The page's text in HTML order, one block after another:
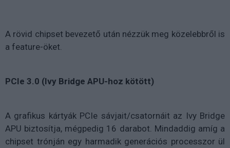
A rövid chipset bevezető után nézzük meg közelebbről is
a feature-öket.
PCIe 3.0 (Ivy Bridge APU-hoz kötött)
A grafikus kártyák PCIe sávjait/csatornáit az Ivy Bridge
APU biztosítja, mégpedig 16 darabot. Mindaddig amíg a
chipset trónján egy harmadik generációs processzor ül